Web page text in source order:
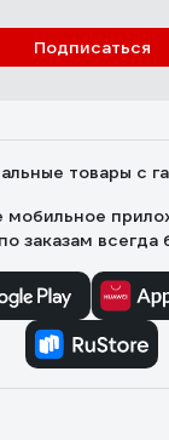
Подписаться
товары с
мобильное
заказам всегда